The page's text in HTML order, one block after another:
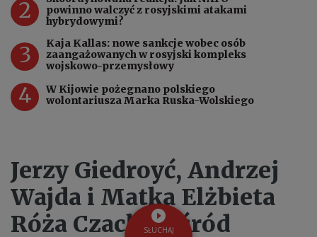
SŁUCHAJ
2
powinno walczyć z rosyjskimi atakami
hybrydowymi?
3
Kaja Kallas: nowe sankcje wobec osób
zaangażowanych w rosyjski kompleks
wojskowo-przemysłowy
4
W Kijowie pożegnano polskiego
wolontariusza Marka Ruska-Wolskiego
Jerzy Giedroyć, Andrzej
Wajda i Matka Elżbieta
Róża Czacka wśród